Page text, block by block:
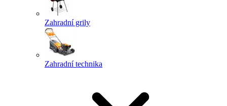
Zahradní grily
Zahradní technika